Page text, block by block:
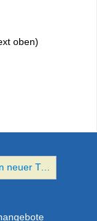
oben)
Ein neuer Transporter für die Tafelarbeit in Finsterwalde